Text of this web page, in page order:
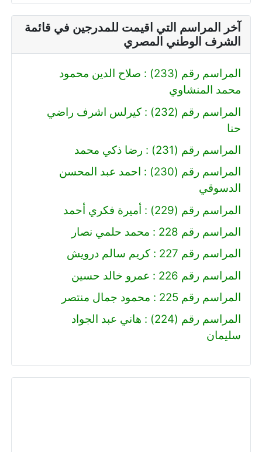
آخر المراسم التي اقيمت للمدرجين في قائمة
الشرف الوطني المصري
المراسم رقم (233) : صلاح الدين محمود
محمد المنشاوي
المراسم رقم (232) : كيرلس اشرف راضي
حنا
المراسم رقم (231) : رضا ذكي محمد
المراسم رقم (230) : احمد عبد المحسن
الدسوقي
المراسم رقم (229) : أميرة فكري أحمد
المراسم رقم 228 : محمد حلمي نصار
المراسم رقم 227 : كريم سالم درويش
المراسم رقم 226 : عمرو خالد حسين
المراسم رقم 225 : محمود جمال منتصر
المراسم رقم (224) : هاني عبد الجواد
سليمان